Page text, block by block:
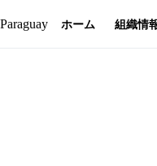
ホーム 組織情